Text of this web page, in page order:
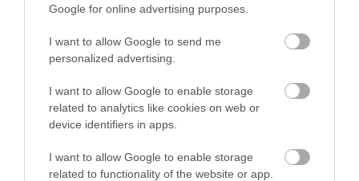
Google for online advertising purposes.
I want to allow Google to send me
personalized advertising.
I want to allow Google to enable storage
related to analytics like cookies on web or
device identifiers in apps.
I want to allow Google to enable storage
related to functionality of the website or app.
európai piacra